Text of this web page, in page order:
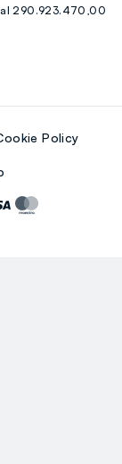
290.923.470,00
Policy